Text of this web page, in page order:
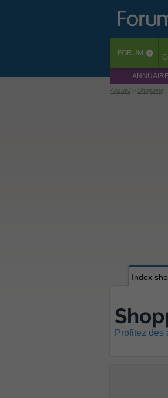
FORUM ‹
Accueil Shopping
Index
Profitez des